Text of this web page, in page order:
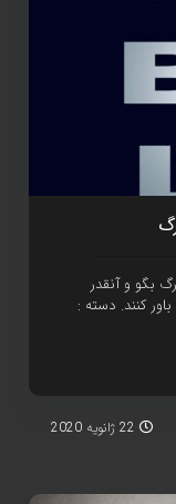
بگو و آنقدر
کنند. دسته :
22 ژانویه 2020